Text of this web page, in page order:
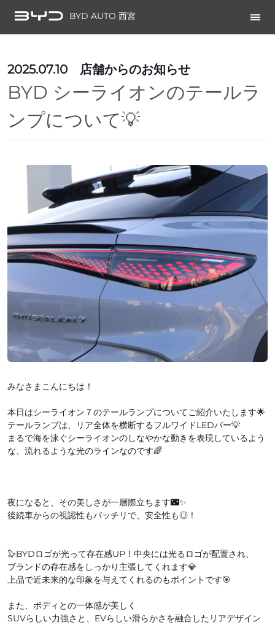
BYD AUTO 西宮
2025.07.10 店舗からのお知らせ
BYD シーライオンのテールラ
ンプについて💡
みなさまこんにちは！
本日はシーライオン７のテールランプについてご紹介いたします🌟
テールランプは、リア全体を横断するフルワイドLEDバー💡
まるで海を泳ぐシーライオンのしなやかな動きを表現しているよう
な、流れるような光のラインなのです🌈
夜になると、その美しさが一層際立ちます🌃✨
後続車からの視認性もバッチリで、安全性も◎！
🦭BYDロゴが光って存在感UP！中央には光るロゴが配置され、
ブランドの存在感をしっかり主張してくれます💎
上品で近未来的な印象を与えてくれるのもポイントです🎯
また、ボディとの一体感が美しく
SUVらしい力強さと、EVらしい滑らかさを融合したリアデザイン